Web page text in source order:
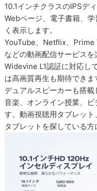
10.1インチクラスのIPSデ
Webページ、電子書籍、
く表示します。
YouTube、Netflix、
などの動画配信サービスを
Widevine L1認証に対応し
は高画質再生も期待できま
デュアルスピーカーも搭載
音楽、オンライン授業、
す。動画視聴用タブレッ
タブレットを探している方